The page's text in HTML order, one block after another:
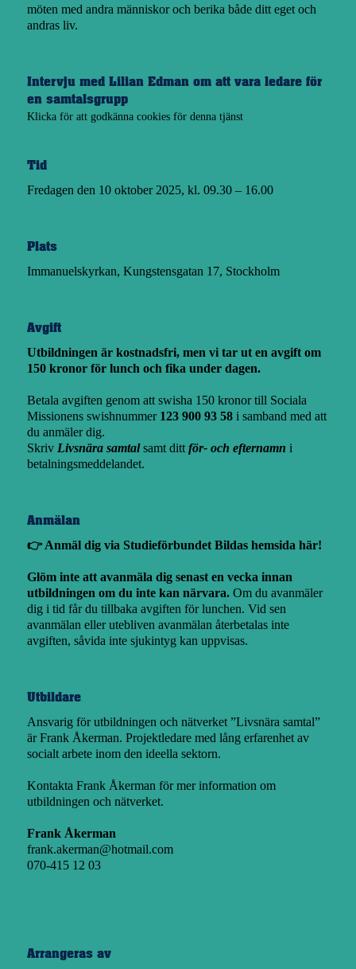
möten med andra människor och berika både ditt eget och
andras liv.
Intervju med Lilian Edman om att vara ledare för
en samtalsgrupp
Klicka för att godkänna cookies för denna tjänst
Tid
Fredagen den 10 oktober 2025, kl. 09.30 – 16.00
Plats
Immanuelskyrkan, Kungstensgatan 17, Stockholm
Avgift
Utbildningen är kostnadsfri, men vi tar ut en avgift om
150 kronor för lunch och fika under dagen.
Betala avgiften genom att swisha 150 kronor till Sociala
Missionens swishnummer 123 900 93 58i samband med att
du anmäler dig.
Skriv Livsnära samtal samt ditt för- och efternamn i
betalningsmeddelandet.
Anmälan
👉 Anmäl dig via Studieförbundet Bildas hemsida här!
Glöm inte att avanmäla dig senast en vecka innan
utbildningen om du inte kan närvara.Om du avanmäler
dig i tid får du tillbaka avgiften för lunchen. Vid sen
avanmälan eller utebliven avanmälan återbetalas inte
avgiften, såvida inte sjukintyg kan uppvisas.
Utbildare
Ansvarig för utbildningen och nätverket ”Livsnära samtal”
är Frank Åkerman. Projektledare med lång erfarenhet av
socialt arbete inom den ideella sektorn.
Kontakta Frank Åkerman för mer information om
utbildningen och nätverket.
Frank Åkerman
frank.akerman@hotmail.com
070-415 12 03
Arrangeras av